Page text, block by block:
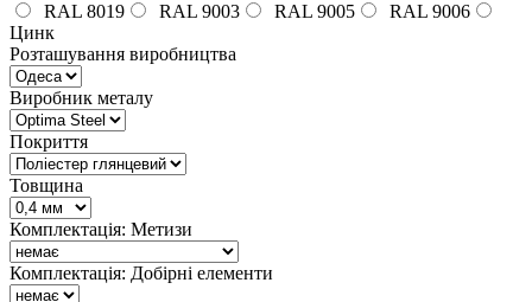
RAL 8019
RAL 9003 RAL 9005
RAL 9006
Цинк
Розташування виробництва
Виробник металу
Покриття
Товщина
Комплектація: Метизи
Комплектація: Добірні елементи